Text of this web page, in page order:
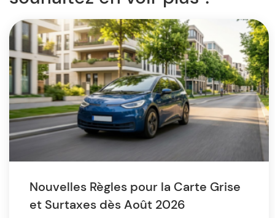
Nouvelles Règles pour la Carte Grise
et Surtaxes dès Août 2026